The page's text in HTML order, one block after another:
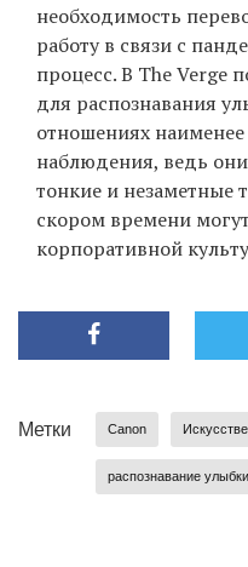
необходимость
работу в связи с
процесс. В The Verge
для распознавания
отношениях
наблюдения, ведь
тонкие и незаметные
скором времени
корпоративной
Метки Canon
распознавание улыбки